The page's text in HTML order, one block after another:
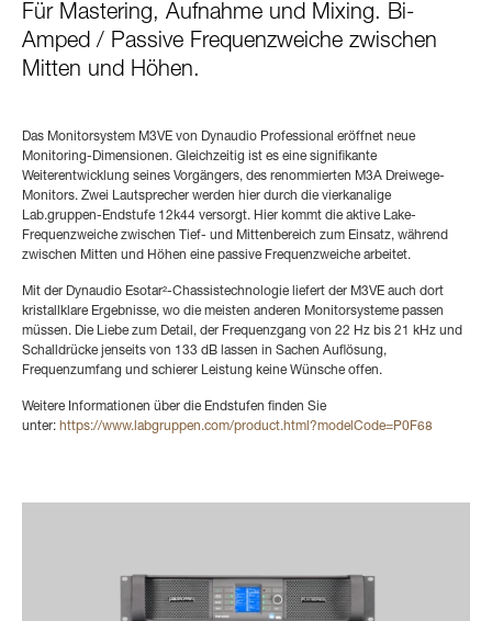
Für Mastering, Aufnahme und Mixing. Bi-
Amped / Passive Frequenzweiche zwischen
Mitten und Höhen.
Das Monitorsystem M3VE von Dynaudio Professional eröffnet neue
Monitoring-Dimensionen. Gleichzeitig ist es eine signifikante
Weiterentwicklung seines Vorgängers, des renommierten M3A Dreiwege-
Monitors. Zwei Lautsprecher werden hier durch die vierkanalige
Lab.gruppen-Endstufe 12k44 versorgt. Hier kommt die aktive Lake-
Frequenzweiche zwischen Tief- und Mittenbereich zum Einsatz, während
zwischen Mitten und Höhen eine passive Frequenzweiche arbeitet.
Mit der Dynaudio Esotar²-Chassistechnologie liefert der M3VE auch dort
kristallklare Ergebnisse, wo die meisten anderen Monitorsysteme passen
müssen. Die Liebe zum Detail, der Frequenzgang von 22 Hz bis 21 kHz und
Schalldrücke jenseits von 133 dB lassen in Sachen Auflösung,
Frequenzumfang und schierer Leistung keine Wünsche offen.
Weitere Informationen über die Endstufen finden Sie
unter: https://www.labgruppen.com/product.html?modelCode=P0F68